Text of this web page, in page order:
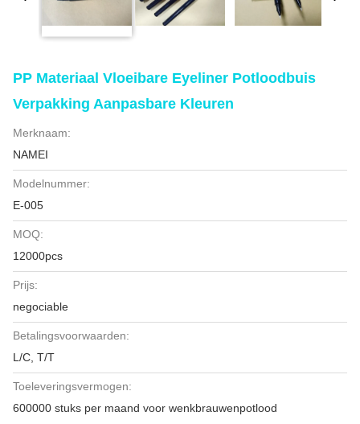
PP Materiaal Vloeibare Eyeliner Potloodbuis
Verpakking Aanpasbare Kleuren
Merknaam:
NAMEI
Modelnummer:
E-005
MOQ:
12000pcs
Prijs:
negociable
Betalingsvoorwaarden:
L/C, T/T
Toeleveringsvermogen:
600000 stuks per maand voor wenkbrauwenpotlood